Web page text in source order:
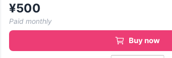
¥500
Paid monthly
Buy now